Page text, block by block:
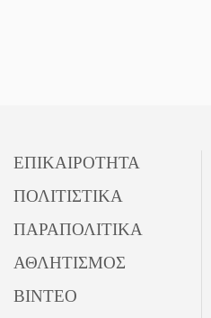
ΕΠΙΚΑΙΡΟΤΗΤΑ
ΠΟΛΙΤΙΣΤΙΚΑ
ΠΑΡΑΠΟΛΙΤΙΚΑ
ΑΘΛΗΤΙΣΜΟΣ
ΒΙΝΤΕΟ